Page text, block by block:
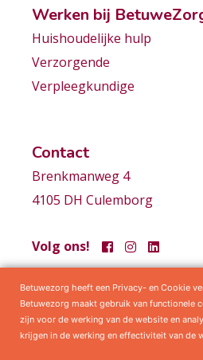
Werken bij
Huishoudelijke hulp
Verzorgende
Verpleegkundige
Contact
Brenkmanweg 4
4105 DH Culemborg
Volg ons!
Samenwerkingen Privacy statement
Betuwezorg heeft een Privacy- en Cookie
Betuwezorg maakt gebruik van functionele
zijn voor de werking van de website en
krijgen in de werking en effectiviteit van de